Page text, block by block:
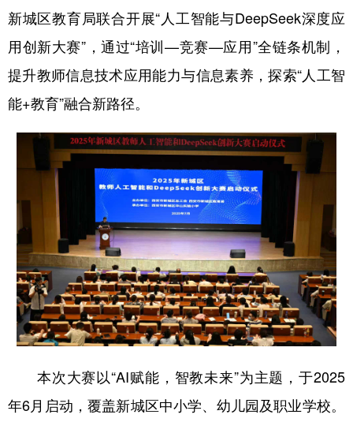
山东 河南 湖北 湖南
广东 广西 海南 重庆
四川 贵州 云南 西藏
陕西 甘肃
新疆 内蒙古 黑龙江
新城区教育局联合开展“人工智能与DeepSeek深度应
用创新大赛”，通过“培训—竞赛—应用”全链条机制，
提升教师信息技术应用能力与信息素养，探索“人工智
能+教育”融合新路径。
本次大赛以“AI赋能，智教未来”为主题，于2025
年6月启动，覆盖新城区中小学、幼儿园及职业学校。